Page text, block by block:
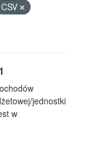
CSV
jednostki
w